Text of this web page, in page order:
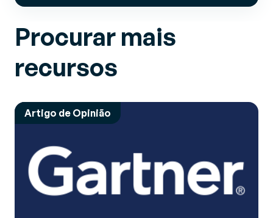
Procurar mais
recursos
Artigo de Opinião